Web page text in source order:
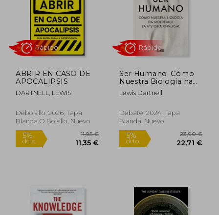
ABRIR EN CASO DE
APOCALIPSIS
DARTNELL, LEWIS
Debolsillo, 2026, Tapa
Blanda O Bolsillo, Nuevo
Ser Humano: Cómo
Nuestra Biología ha
Moldeado la Historia
Universal
Lewis Dartnell
Debate, 2024, Tapa
Blanda, Nuevo